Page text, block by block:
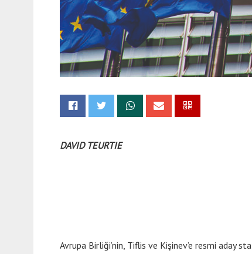
DAVID TEURTIE
Avrupa Birliği’nin, Tiflis ve Kişinev’e resmi aday